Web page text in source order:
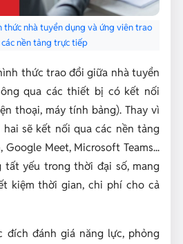
thức nhà tuyển dụng và ứng viên trao
nền tảng trực tiếp
thức trao đổi giữa nhà tuyển
qua các thiết bị có kết nối
thoại, máy tính bảng). Thay vì
sẽ kết nối qua các nền tảng
Meet, Microsoft Teams...
yếu trong thời đại số, mang
kiệm thời gian, chi phí cho cả
đích đánh giá năng lực, phỏng